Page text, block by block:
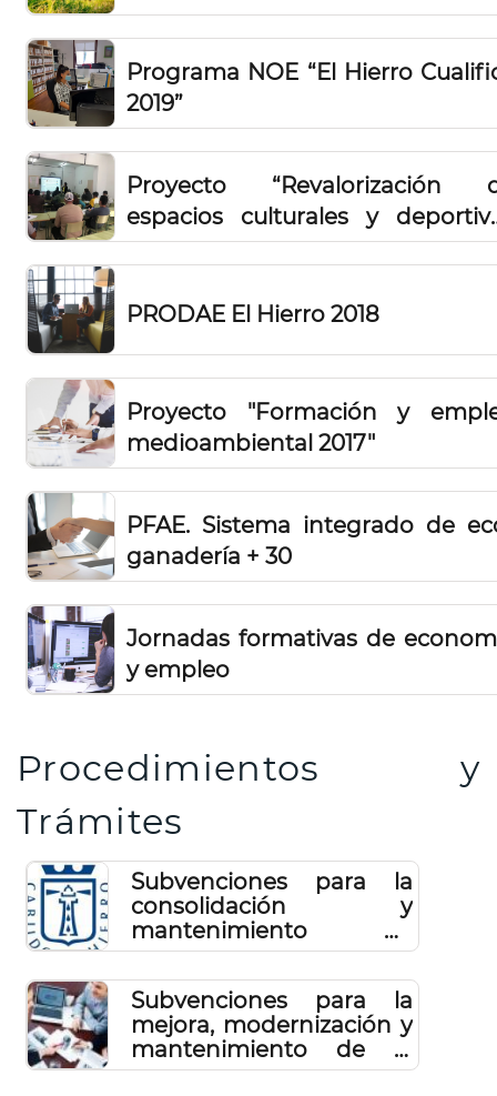
Programa NOE “El Hierro
2019”
Proyecto “Revalorización
espacios culturales y
2019”
PRODAE El Hierro 2018
Proyecto "Formación y
medioambiental 2017"
PFAE. Sistema integrado de
ganadería + 30
Jornadas formativas de
y empleo
Procedimientos y
Trámites
Subvenciones para la
consolidación y
mantenimiento de
actividades económicas
en la isla de El Hierro
2024
Subvenciones para la
mejora, modernización y
mantenimiento de la
actividad económica de